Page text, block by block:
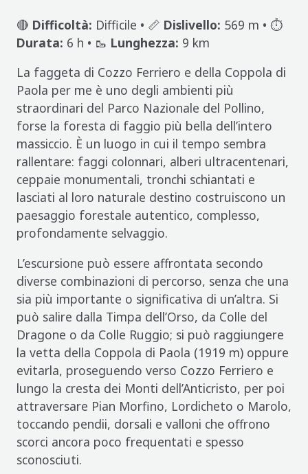
🔴 Difficoltà: Difficile • 📏 Dislivello: 569 m • ⏱️
Durata: 6 h • 🥾 Lunghezza: 9 km
La faggeta di Cozzo Ferriero e della Coppola di
Paola per me è uno degli ambienti più
straordinari del Parco Nazionale del Pollino,
forse la foresta di faggio più bella dell’intero
massiccio. È un luogo in cui il tempo sembra
rallentare: faggi colonnari, alberi ultracentenari,
ceppaie monumentali, tronchi schiantati e
lasciati al loro naturale destino costruiscono un
paesaggio forestale autentico, complesso,
profondamente selvaggio.
L’escursione può essere affrontata secondo
diverse combinazioni di percorso, senza che una
sia più importante o significativa di un’altra. Si
può salire dalla Timpa dell’Orso, da Colle del
Dragone o da Colle Ruggio; si può raggiungere
la vetta della Coppola di Paola (1919 m) oppure
evitarla, proseguendo verso Cozzo Ferriero e
lungo la cresta dei Monti dell’Anticristo, per poi
attraversare Pian Morfino, Lordicheto o Marolo,
toccando pendii, dorsali e valloni che offrono
scorci ancora poco frequentati e spesso
sconosciuti.